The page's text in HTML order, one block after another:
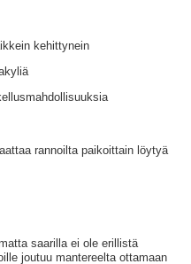
kehittynein
rannoilta paikoittain löytyä
saarilla ei ole erillistä
joutuu mantereelta ottamaan